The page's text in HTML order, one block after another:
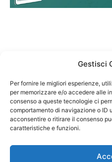
Gestisci
Per fornire le migliori esperienze,
per memorizzare e/o accedere alle
consenso a queste tecnologie ci
comportamento di navigazione o ID
acconsentire o ritirare il consenso
caratteristiche e funzioni.
Federazione
codice
Responsabile sito